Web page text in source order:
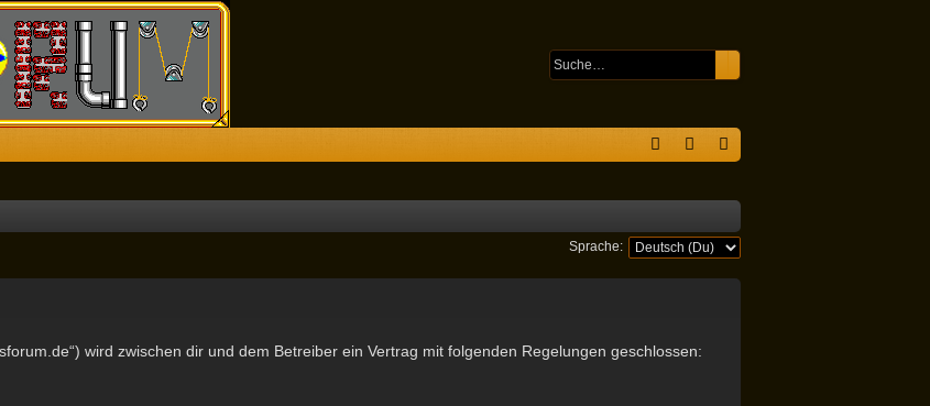
Q el
de
rie
re
Sprache:
wird zwischen dir und dem Betreiber ein Vertrag mit folgenden Regelungen geschlossen: